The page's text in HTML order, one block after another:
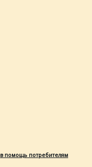
в помощь потребителям